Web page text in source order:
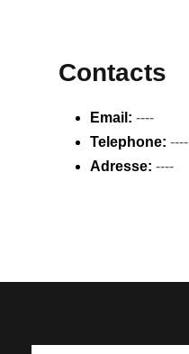
Contacts
Email: ----
Telephone: ----
Adresse: ----